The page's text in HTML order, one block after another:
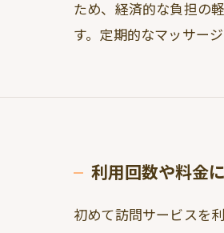
ため、経済的な負担の
す。定期的なマッサー
利用回数や料金
初めて訪問サービスを